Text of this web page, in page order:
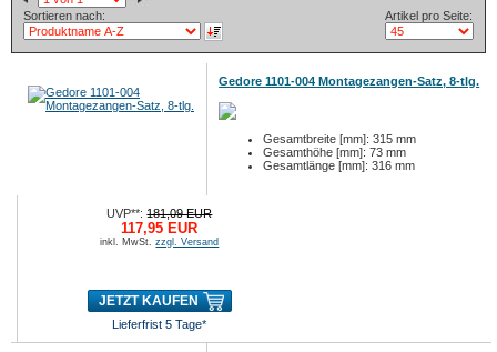
Sortieren nach: Artikel pro Seite:
Gedore 1101-004 Montagezangen-Satz, 8-tlg.
Gesamtbreite [mm]: 315 mm
Gesamthöhe [mm]: 73 mm
Gesamtlänge [mm]: 316 mm
UVP**:181,09 EUR
117,95 EUR
inkl. MwSt.zzgl. Versand
JETZT KAUFEN
Lieferfrist 5 Tage*